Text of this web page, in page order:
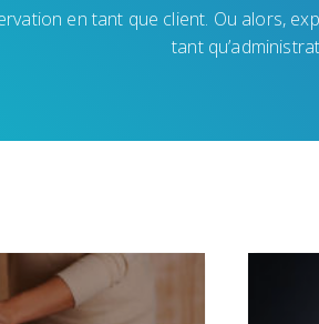
en tant que client. Ou alors,
tant